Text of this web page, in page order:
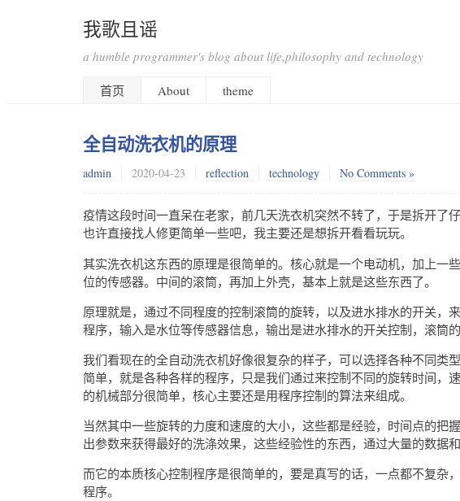
我歌且谣
a humble programmer's blog about life,philosophy and technology
首页
About theme
全自动洗衣机的原理
admin 2020-04-23 reflection technology No Comments »
疫情这段时间一直呆在老家，前几天洗衣机突然不转了，于是拆开了
也许直接找人修更简单一些吧，我主要还是想拆开看看玩玩。
其实洗衣机这东西的原理是很简单的。核心就是一个电动机，加上一
位的传感器。中间的滚筒，再加上外壳，基本上就是这些东西了。
原理就是，通过不同程度的控制滚筒的旋转，以及进水排水的开关，
程序，输入是水位等传感器信息，输出是进水排水的开关控制，滚筒
我们看现在的全自动洗衣机好像很复杂的样子，可以选择各种不同类
简单，就是各种各样的程序，只是我们通过来控制不同的旋转时间，
的机械部分很简单，核心主要还是用程序控制的算法来组成。
当然其中一些旋转的力度和速度的大小，这些都是经验，时间点的把
出参数来获得最好的洗涤效果，这些经验性的东西，通过大量的数据和
而它的本质核心控制程序是很简单的，要是真写的话，一点都不复杂
程序。